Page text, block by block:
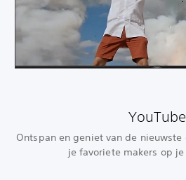
YouTube
Ontspan en geniet van de nieuwste
je favoriete makers op je